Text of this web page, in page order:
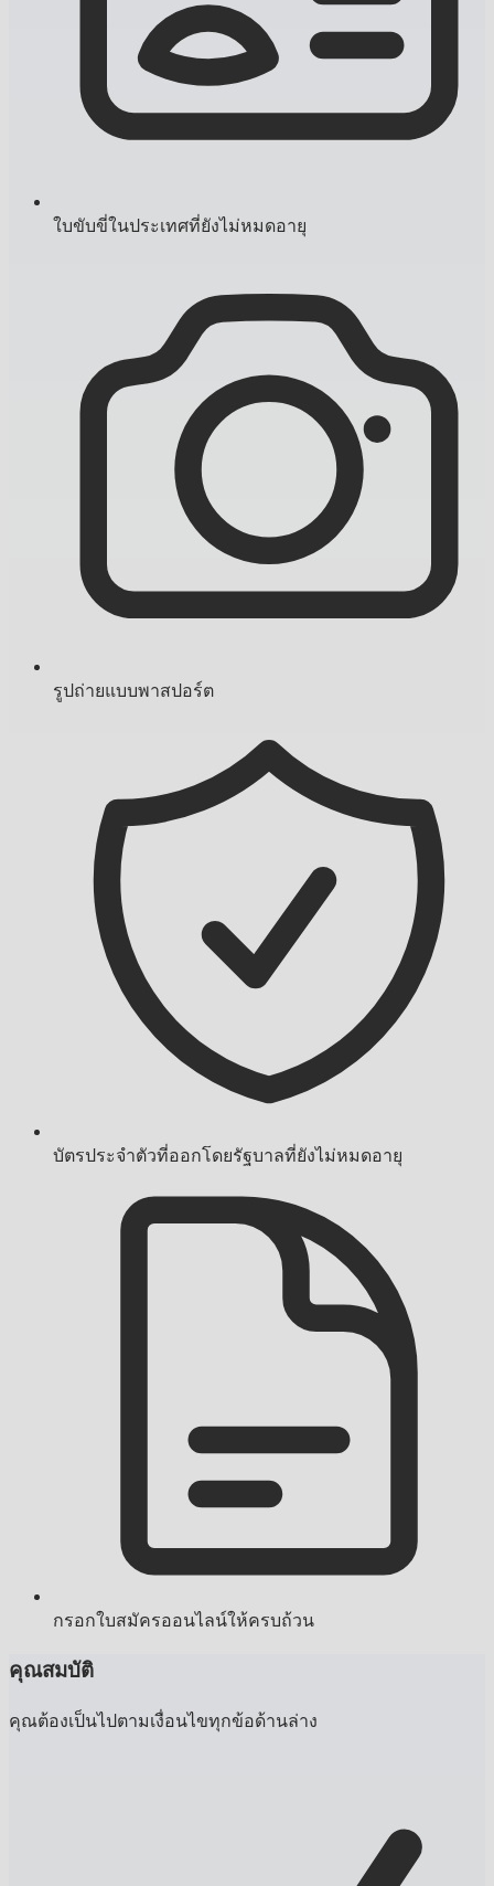
ใบขับขี่ในประเทศที่ยังไม่หมดอายุ
รูปถ่ายแบบพาสปอร์ต
บัตรประจำตัวที่ออกโดยรัฐบาลที่ยังไม่หมดอายุ
กรอกใบสมัครออนไลน์ให้ครบถ้วน
คุณสมบัติ
คุณต้องเป็นไปตามเงื่อนไขทุกข้อด้านล่าง